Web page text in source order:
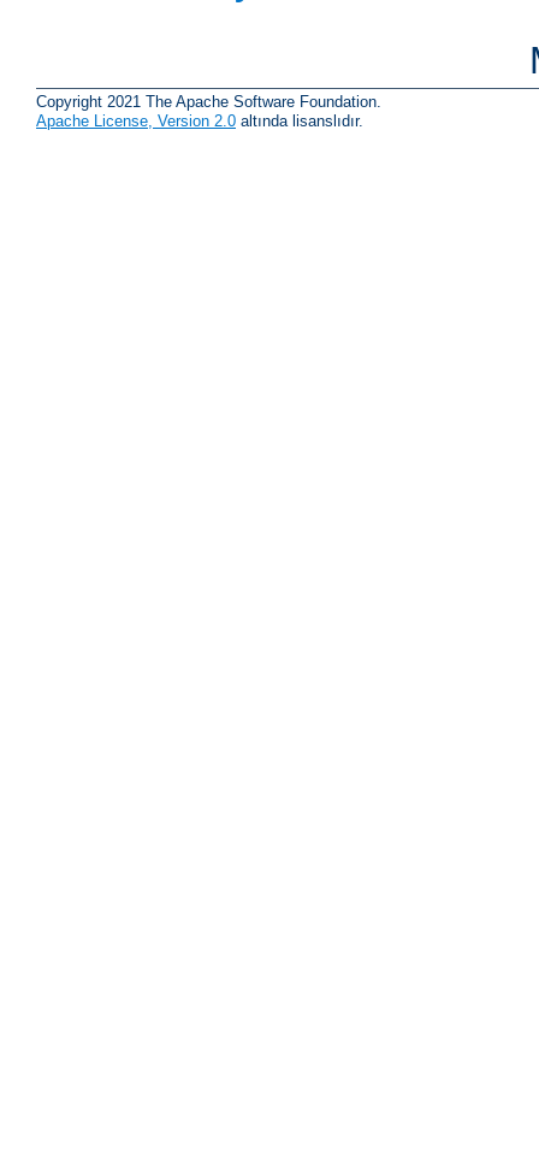
Copyright 2021 The Apache Software Foundation.
Apache License, Version 2.0 altında lisanslıdır.